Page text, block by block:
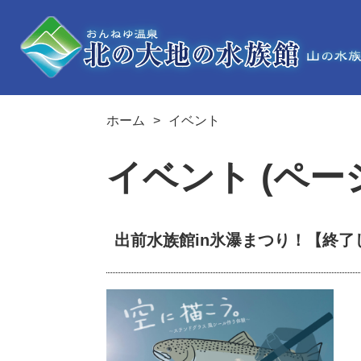
ホーム イベント
イベント (ペー
出前水族館in氷瀑まつり！【終了